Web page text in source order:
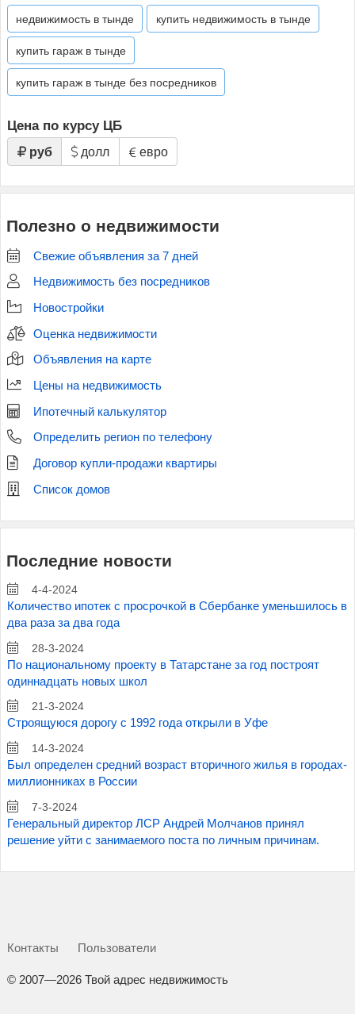
недвижимость в тынде купить недвижимость в тынде
купить гараж в тынде
купить гараж в тынде без посредников
Цена по курсу ЦБ
руб долл евро
Полезно о недвижимости
Свежие объявления за 7 дней
Недвижимость без посредников
Новостройки
Оценка недвижимости
Объявления на карте
Цены на недвижимость
Ипотечный калькулятор
Определить регион по телефону
Договор купли-продажи квартиры
Список домов
Последние новости
4-4-2024
Количество ипотек с просрочкой в Сбербанке уменьшилось в
два раза за два года
28-3-2024
По национальному проекту в Татарстане за год построят
одиннадцать новых школ
21-3-2024
Строящуюся дорогу с 1992 года открыли в Уфе
14-3-2024
Был определен средний возраст вторичного жилья в городах-
миллионниках в России
7-3-2024
Генеральный директор ЛСР Андрей Молчанов принял
решение уйти с занимаемого поста по личным причинам.
Контакты Пользователи
© 2007—2026 Твой адрес недвижимость